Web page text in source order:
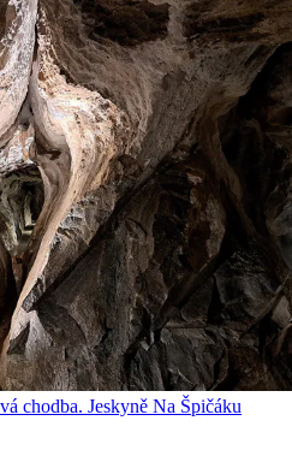
chodba. Jeskyně Na Špičáku